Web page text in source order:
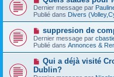
s
a
g
a
u
m
e
s
s
a
g
e
o
u
v
a
u
m
e
s
s
a
Dernier message par
Publié dans Divers
N
o
u
v
a
u
suppresion de
Dernier message par
Publié dans Annonces &
N
u
Qui a déjà visité
Dublin?